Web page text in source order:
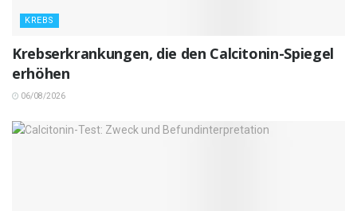
KREBS
Krebserkrankungen, die den Calcitonin-Spiegel
erhöhen
06/08/2026